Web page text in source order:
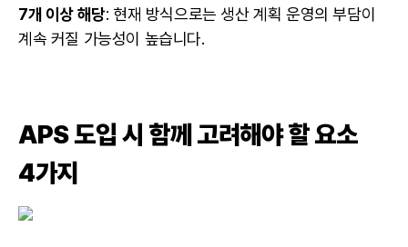
7개 이상 해당: 현재 방식으로는 생산 계획 운영의 부담이
계속 커질 가능성이 높습니다.
APS 도입 시 함께 고려해야 할 요소
4가지